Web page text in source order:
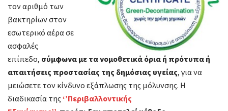
τον αριθμό των
βακτηρίων στον
εσωτερικό αέρα σε
ασφαλές
επίπεδο, σύμφωνα με τα νομοθετικά όρια ή πρότυπα ή
απαιτήσεις προστασίας της δημόσιας υγείας, για να
μειώσετε τον κίνδυνο εξάπλωσης της μόλυνσης. Η
διαδικασία της‘’Περιβαλλοντικής